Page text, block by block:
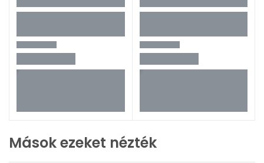
Mások ezeket nézték